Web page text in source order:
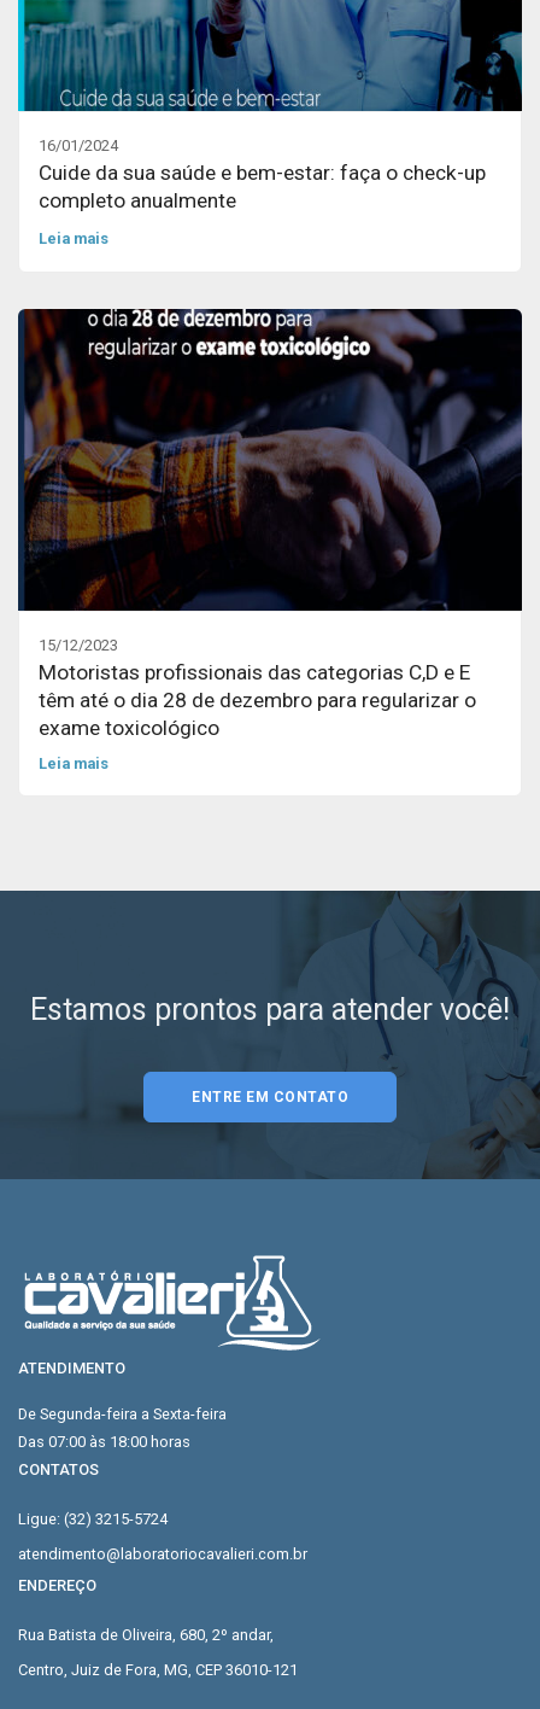
16/01/2024
Cuide da sua saúde e bem-estar: faça o check-up
completo anualmente
Leia mais
15/12/2023
Motoristas profissionais das categorias C,D e E
têm até o dia 28 de dezembro para regularizar o
exame toxicológico
Leia mais
Estamos prontos para atender você!
ENTRE EM CONTATO
ATENDIMENTO
De Segunda-feira a Sexta-feira
Das 07:00 às 18:00 horas
CONTATOS
Ligue: (32) 3215-5724
atendimento@laboratoriocavalieri.com.br
ENDEREÇO
Rua Batista de Oliveira, 680, 2º andar,
Centro, Juiz de Fora, MG, CEP 36010-121